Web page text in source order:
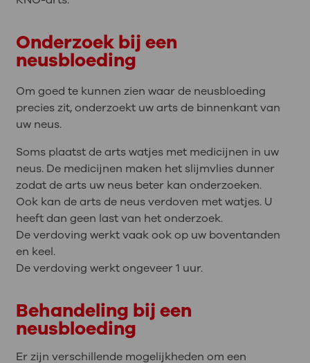
Onderzoek bij een
neusbloeding
Om goed te kunnen zien waar de neusbloeding
precies zit, onderzoekt uw arts de binnenkant van
uw neus.
Soms plaatst de arts watjes met medicijnen in uw
neus. De medicijnen maken het slijmvlies dunner
zodat de arts uw neus beter kan onderzoeken.
Ook kan de arts de neus verdoven met watjes. U
heeft dan geen last van het onderzoek.
De verdoving werkt vaak ook op uw boventanden
en keel.
De verdoving werkt ongeveer 1 uur.
Behandeling bij een
neusbloeding
Er zijn verschillende mogelijkheden om een